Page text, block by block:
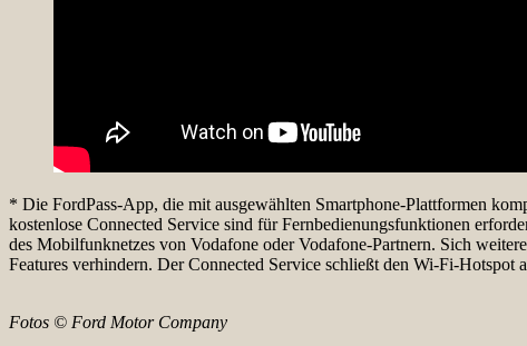
* Die FordPass-App, die mit ausgewählten Smartphone-Plattformen
kostenlose Connected Service sind für Fernbedienungsfunktionen
des Mobilfunknetzes von Vodafone oder Vodafone-Partnern. Sich
Features verhindern. Der Connected Service schließt den Wi-Fi-Hotspot
Fotos © Ford Motor Company